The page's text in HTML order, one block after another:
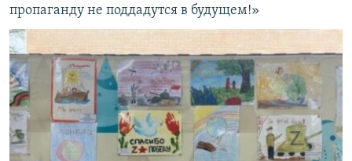
пропаганду не поддадутся в будущем!»